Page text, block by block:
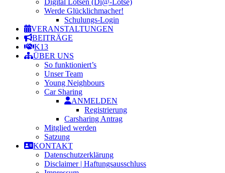
Digital Lotsen (Di@-Lotse)
Werde Glücklichmacher!
Schulungs-Login
VERANSTALTUNGEN
BEITRÄGE
K13
ÜBER UNS
So funktioniert’s
Unser Team
Young Neighbours
Car Sharing
ANMELDEN
Registrierung
Carsharing Antrag
Mitglied werden
Satzung
KONTAKT
Datenschutzerklärung
Disclaimer | Haftungsausschluss